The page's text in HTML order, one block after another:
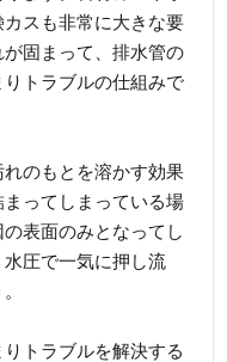
スも非常に大きな要
固まって、排水管の
トラブルの仕組みで
のもとを溶かす効果
ってしまっている場
表面のみとなってし
圧で一気に押し流
トラブルを解決する